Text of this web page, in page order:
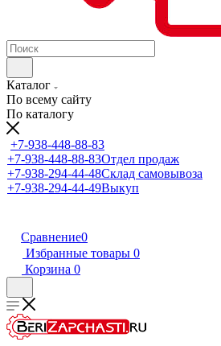
Каталог
По всему сайту
По каталогу
+7-938-448-88-83
+7-938-448-88-83Отдел продаж
+7-938-294-44-48Склад самовывоза
+7-938-294-44-49Выкуп
Сравнение0
Избранные товары 0
Корзина 0